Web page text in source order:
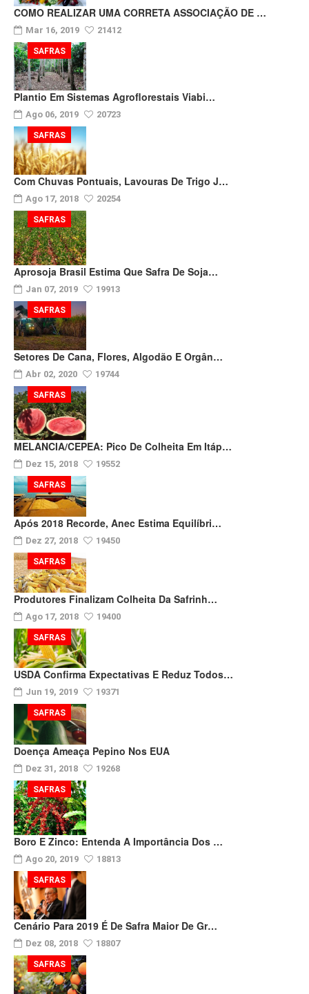
COMO REALIZAR UMA CORRETA ASSOCIAÇÃO DE …
Mar 16, 2019 21412
Plantio Em Sistemas Agroflorestais Viabi…
Ago 06, 2019 20723
SAFRAS
Com Chuvas Pontuais, Lavouras De Trigo J…
Ago 17, 2018 20254
SAFRAS
Aprosoja Brasil Estima Que Safra De Soja…
Jan 07, 2019 19913
SAFRAS
Setores De Cana, Flores, Algodão E Orgân…
Abr 02, 2020 19744
SAFRAS
MELANCIA/CEPEA: Pico De Colheita Em Itáp…
Dez 15, 2018 19552
SAFRAS
Após 2018 Recorde, Anec Estima Equilíbri…
Dez 27, 2018 19450
SAFRAS
Produtores Finalizam Colheita Da Safrinh…
Ago 17, 2018 19400
SAFRAS
USDA Confirma Expectativas E Reduz Todos…
Jun 19, 2019 19371
SAFRAS
Doença Ameaça Pepino Nos EUA
Dez 31, 2018 19268
SAFRAS
Boro E Zinco: Entenda A Importância Dos …
Ago 20, 2019 18813
SAFRAS
Cenário Para 2019 É De Safra Maior De Gr…
Dez 08, 2018 18807
SAFRAS
SAFRAS